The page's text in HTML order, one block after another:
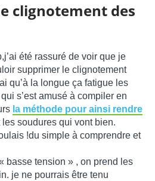
clignotement des
été rassuré de voir que je
supprimer le clignotement
qu’à la longue ça fatigue les
s’est amusé à compiler en
la méthode pour ainsi rendre
soudures qui vont bien.
!du simple à comprendre et
basse tension » , on prend les
je ne pourrais être tenu